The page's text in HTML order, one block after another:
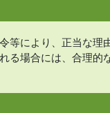
等により、正当な
場合には、合理的